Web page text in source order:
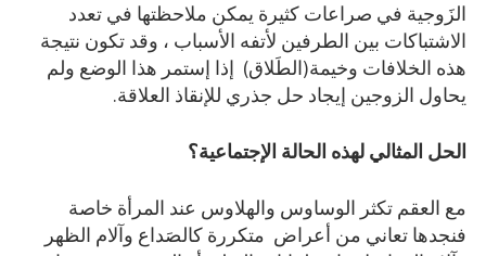
الزَوجية في صراعات كثيرة يمكن ملاحظتها في تعدد
الاشتباكات بين الطرفين لأتفه الأسباب ، وقد تكون نتيجة
هذه الخلافات وخيمة(الطَلاق) إذا إستمر هذا الوضع ولم
يحاول الزوجين إيجاد حل جذري للإنقاذ العلاقة.
الحل المثالي لهذه الحالة الإجتماعية؟
مع العقم تكثر الوساوس والهلاوس عند المرأة خاصة
فنجدها تعاني من أعراض متكررة كالصَداع وآلام الظهر